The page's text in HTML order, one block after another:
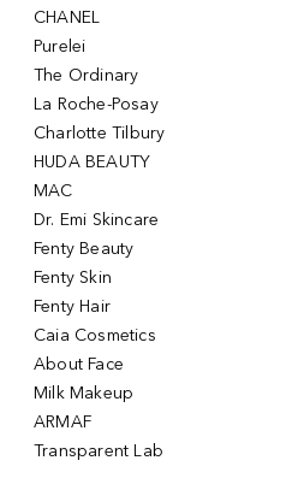
CHANEL
Purelei
The Ordinary
La Roche-Posay
Charlotte Tilbury
HUDA BEAUTY
MAC
Dr. Emi Skincare
Fenty Beauty
Fenty Skin
Fenty Hair
Caia Cosmetics
About Face
Milk Makeup
ARMAF
Transparent Lab